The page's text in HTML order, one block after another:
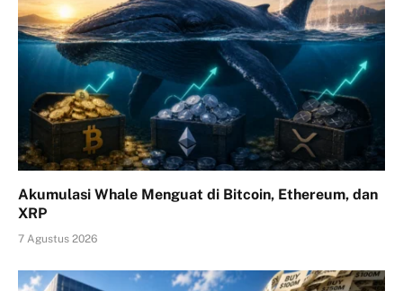
Akumulasi Whale Menguat di Bitcoin, Ethereum, dan
XRP
7 Agustus 2026